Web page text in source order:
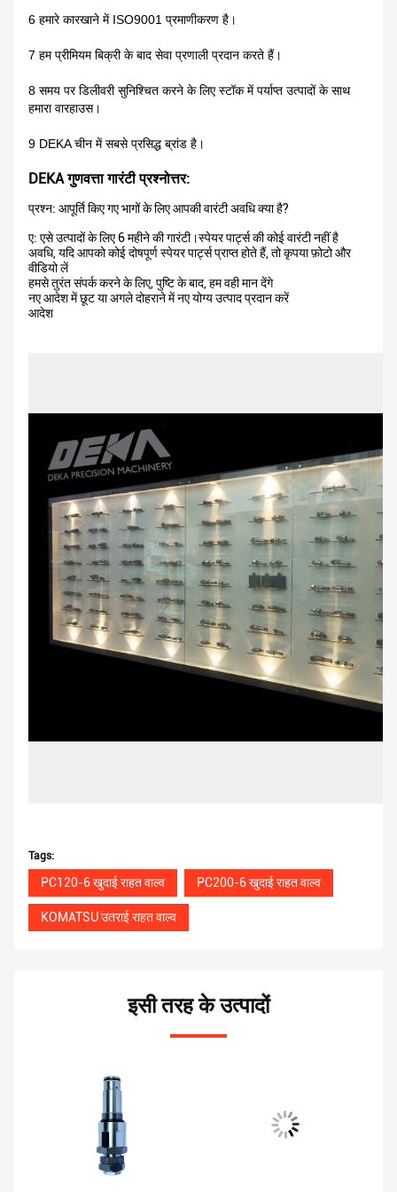
6 हमारे कारखाने में ISO9001 प्रमाणीकरण है।
7 हम प्रीमियम बिक्री के बाद सेवा प्रणाली प्रदान करते हैं।
8 समय पर डिलीवरी सुनिश्चित करने के लिए स्टॉक में पर्याप्त उत्पादों के साथ
हमारा वारहाउस।
9 DEKA चीन में सबसे प्रसिद्ध ब्रांड है।
DEKA गुणवत्ता गारंटी प्रश्नोत्तर:
प्रश्न: आपूर्ति किए गए भागों के लिए आपकी वारंटी अवधि क्या है?
ए: एसे उत्पादों के लिए 6 महीने की गारंटी।स्पेयर पार्ट्स की कोई वारंटी नहीं है
अवधि, यदि आपको कोई दोषपूर्ण स्पेयर पार्ट्स प्राप्त होते हैं, तो कृपया फ़ोटो और
वीडियो लें
हमसे तुरंत संपर्क करने के लिए, पुष्टि के बाद, हम वही मान देंगे
नए आदेश में छूट या अगले दोहराने में नए योग्य उत्पाद प्रदान करें
आदेश
Tags:
PC120-6 खुदाई राहत वाल्व PC200-6 खुदाई राहत वाल्व
KOMATSU उतराई राहत वाल्व
इसी तरह के उत्पादों